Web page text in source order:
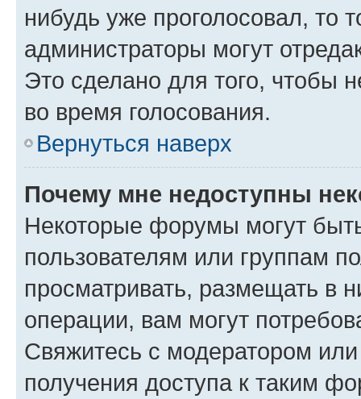
нибудь уже проголосовал, то
администраторы могут
Это сделано для того, чтобы
во время голосования.
Вернуться наверх
Почему мне недоступны
Некоторые форумы могут
пользователям или группам
просматривать, размещать в
операции, вам могут
Свяжитесь с модератором
получения доступа к таким